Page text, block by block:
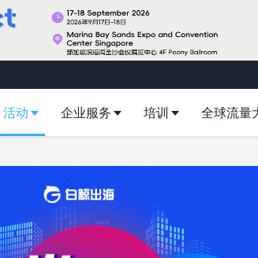
活动 企业服务 培训 全球流量